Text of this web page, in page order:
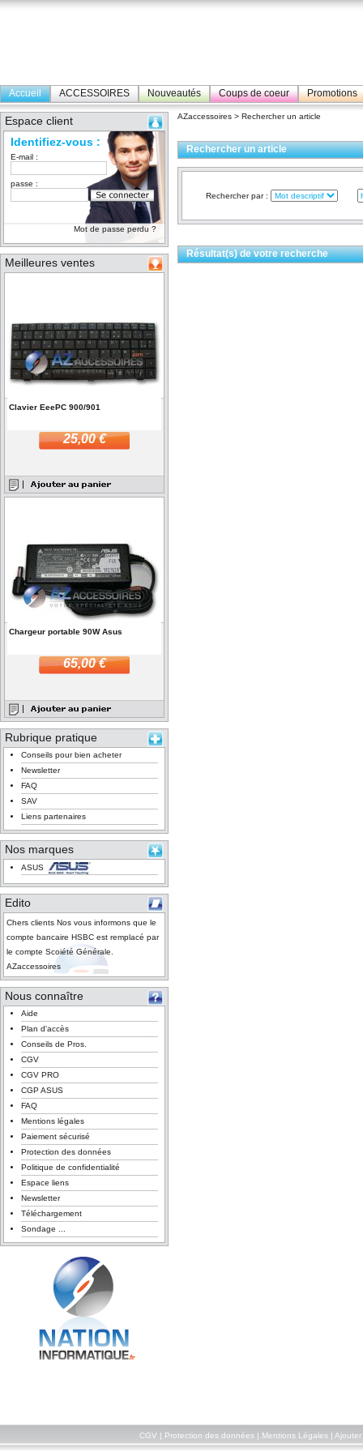
Accueil ACCESSOIRES Nouveautés Coups de coeur Promotions
Espace client
Identifiez-vous :
E-mail :
passe :
Mot de passe perdu ?
Meilleures ventes
Clavier EeePC 900/901
25,00 €
Chargeur portable 90W Asus
65,00 €
Rubrique pratique
Conseils pour bien acheter
Newsletter
FAQ
SAV
Liens partenaires
Nos marques
ASUS
Edito
Chers clients Nos vous informons que le
compte bancaire HSBC est remplacé par
le compte Scoiété Générale.
AZaccessoires
Nous connaître
Aide
Plan d'accès
Conseils de Pros.
CGV
CGV PRO
CGP ASUS
FAQ
Mentions légales
Paiement sécurisé
Protection des données
Politique de confidentialité
Espace liens
Newsletter
Téléchargement
Sondage ...
AZaccessoires > Rechercher un article
Rechercher un article
Rechercher par :
Résultat(s) de votre recherche
CGV Protection des données| Mentions Légales| Ajouter